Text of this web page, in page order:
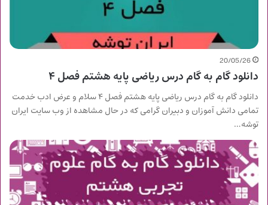
20/05/26
دانلود گام به گام درس ریاضی پایه هشتم فصل ۴
دانلود گام به گام درس ریاضی پایه هشتم فصل ۴ سلام و عرض ادب خدمت
تمامی دانش آموزان و دبیران گرامی که در حال مشاهده از وب سایت ایران
توشه…